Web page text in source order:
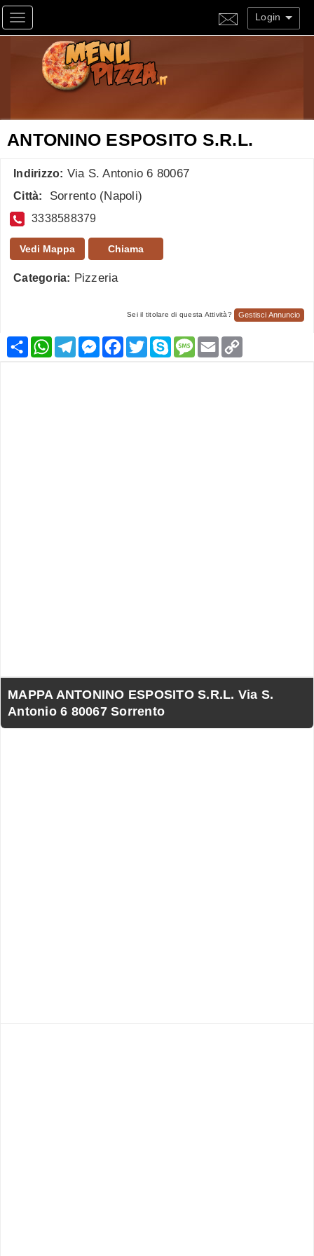
Toggle navigation Login
ANTONINO ESPOSITO S.R.L.
Indirizzo: Via S. Antonio 6 80067
Città: Sorrento (Napoli)
3338588379
Vedi Mappa Chiama
Categoria: Pizzeria
Sei il titolare di questa Attività? Gestisci Annuncio
CondividiWhatsApp
TelegramMessenger
Facebook
TwitterSkypeMessage
Email
MAPPA ANTONINO ESPOSITO S.R.L. Via S.
Antonio 6 80067 Sorrento